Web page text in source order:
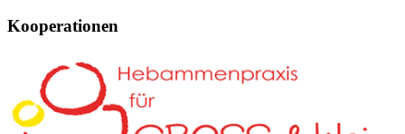
Kooperationen